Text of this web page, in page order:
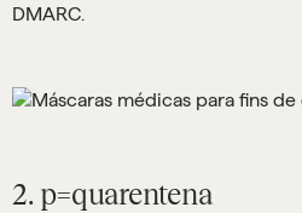
DMARC.
2. p=quarentena